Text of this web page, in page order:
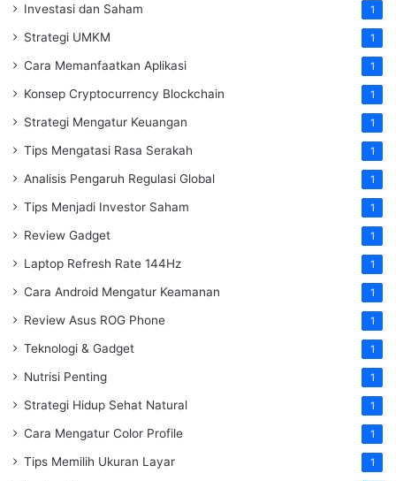
Investasi dan Saham 1
Strategi UMKM 1
Cara Memanfaatkan Aplikasi 1
Konsep Cryptocurrency Blockchain 1
Strategi Mengatur Keuangan 1
Tips Mengatasi Rasa Serakah 1
Analisis Pengaruh Regulasi Global 1
Tips Menjadi Investor Saham 1
Review Gadget 1
Laptop Refresh Rate 144Hz 1
Cara Android Mengatur Keamanan 1
Review Asus ROG Phone 1
Teknologi & Gadget 1
Nutrisi Penting 1
Strategi Hidup Sehat Natural 1
Cara Mengatur Color Profile 1
Tips Memilih Ukuran Layar 1